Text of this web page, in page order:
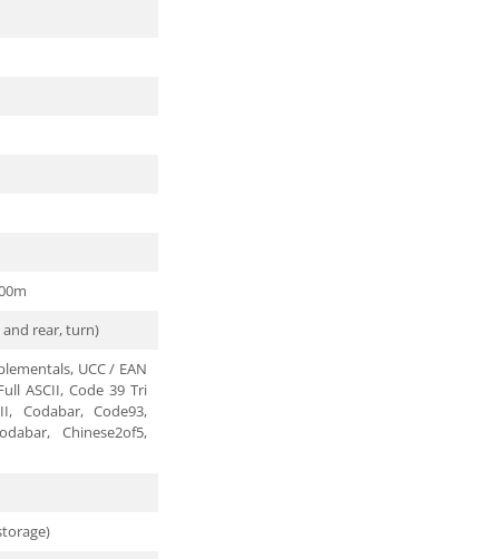
and rear, turn)
UCC / EAN
ASCII, Code 39 Tri
Codabar, Code93,
Chinese2of5,